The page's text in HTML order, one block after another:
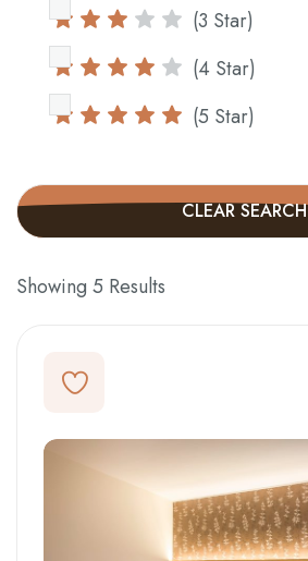
Showing 5 Results
(3 Star)
(4 Star)
(5 Star)
CLEAR SEARCH